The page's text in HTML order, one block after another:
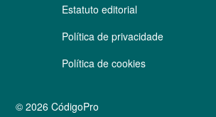
Estatuto editorial
Política de privacidade
Política de cookies
© 2026 CódigoPro